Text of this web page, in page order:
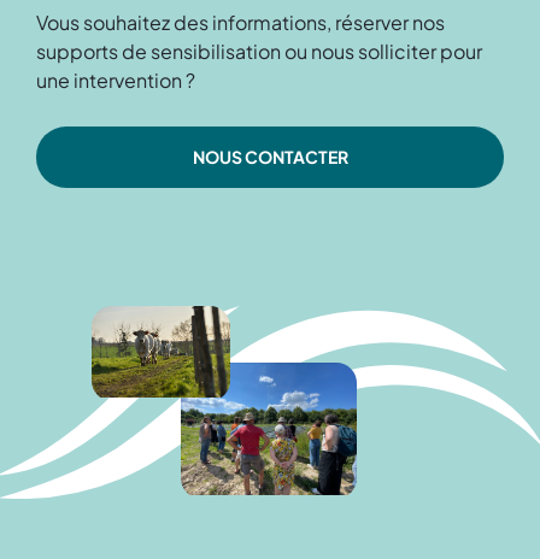
Vous souhaitez des informations, réserver nos
supports de sensibilisation ou nous solliciter pour
une intervention ?
NOUS CONTACTER